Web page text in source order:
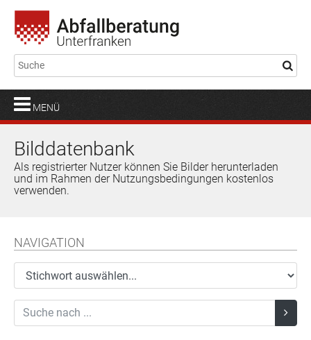
MENÜ
Bilddatenbank
Als registrierter Nutzer können Sie Bilder herunterladen
und im Rahmen der Nutzungsbedingungen kostenlos
verwenden.
NAVIGATION